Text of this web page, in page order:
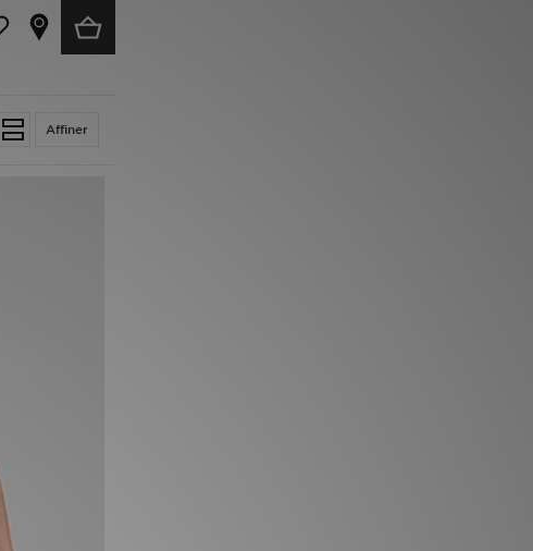
Affiner